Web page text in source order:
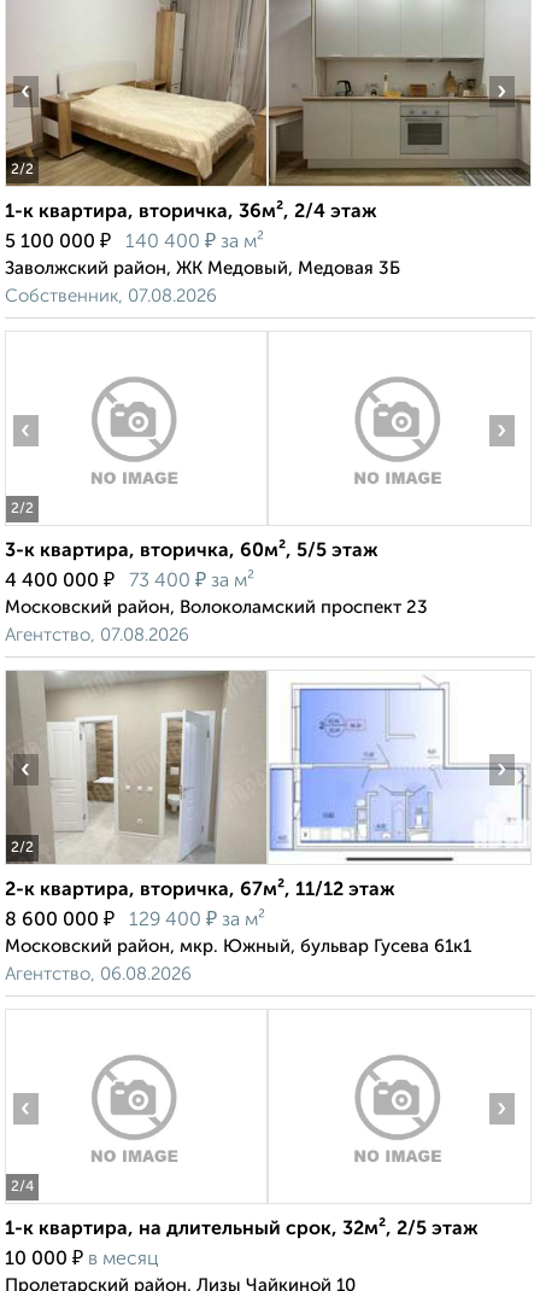
2/2
‹ ›
1-к квартира, вторичка, 36м², 2/4 этаж
5 100 000 ₽ 140 400 ₽ за м²
Заволжский район, ЖК Медовый, Медовая 3Б
Собственник, 07.08.2026
2/2
‹ ›
3-к квартира, вторичка, 60м², 5/5 этаж
4 400 000 ₽ 73 400 ₽ за м²
Московский район, Волоколамский проспект 23
Агентство, 07.08.2026
2/2
‹ ›
2-к квартира, вторичка, 67м², 11/12 этаж
8 600 000 ₽ 129 400 ₽ за м²
Московский район, мкр. Южный, бульвар Гусева 61к1
Агентство, 06.08.2026
2/4
‹ ›
1-к квартира, на длительный срок, 32м², 2/5 этаж
10 000 ₽ в месяц
Пролетарский район, Лизы Чайкиной 10